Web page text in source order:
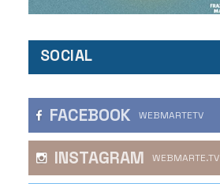
SOCIAL
FACEBOOK WEBMARTETV
INSTAGRAM WEBMARTE.TV